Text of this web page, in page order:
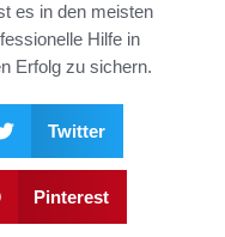
es in den meisten
Hilfe in
Erfolg zu sichern.
Twitter
Pinterest